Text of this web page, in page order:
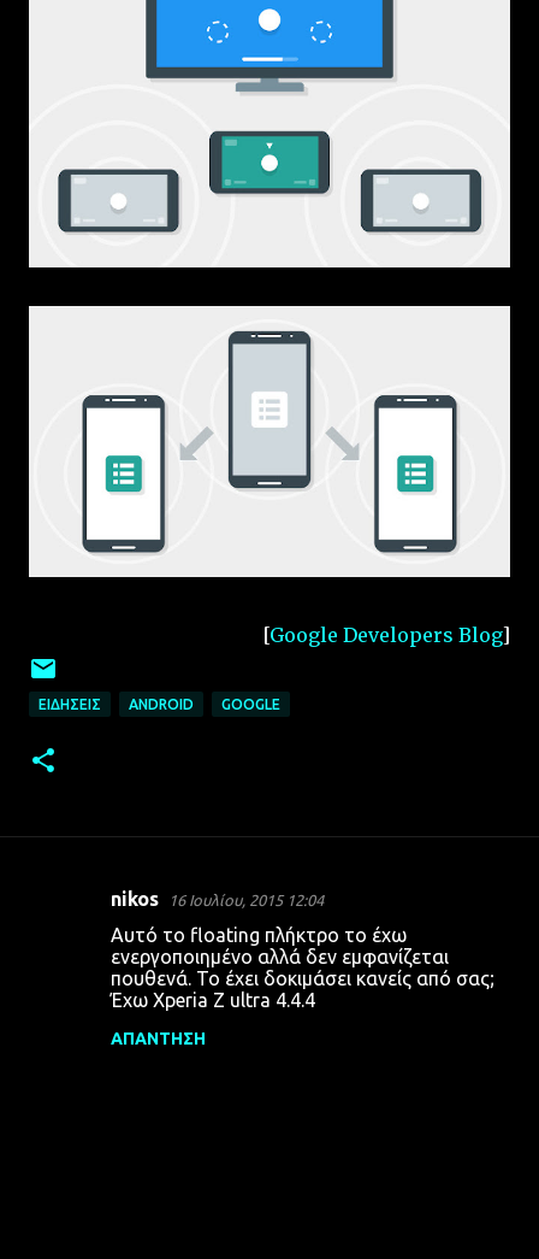
[Google Developers Blog]
ΕΙΔΉΣΕΙΣ ANDROID GOOGLE
nikos 16 Ιουλίου, 2015 12:04
Αυτό το floating πλήκτρο το έχω
ενεργοποιημένο αλλά δεν εμφανίζεται
πουθενά. Το έχει δοκιμάσει κανείς από σας;
Έχω Xperia Z ultra 4.4.4
ΑΠΆΝΤΗΣΗ